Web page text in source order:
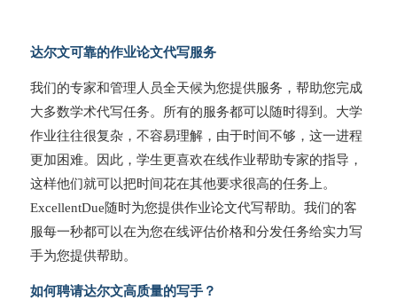
达尔文可靠的作业论文代写服务
我们的专家和管理人员全天候为您提供服务，帮助您完成
大多数学术代写任务。所有的服务都可以随时得到。大学
作业往往很复杂，不容易理解，由于时间不够，这一进程
更加困难。因此，学生更喜欢在线作业帮助专家的指导，
这样他们就可以把时间花在其他要求很高的任务上。
ExcellentDue随时为您提供作业论文代写帮助。我们的客
服每一秒都可以在为您在线评估价格和分发任务给实力写
手为您提供帮助。
如何聘请达尔文高质量的写手？